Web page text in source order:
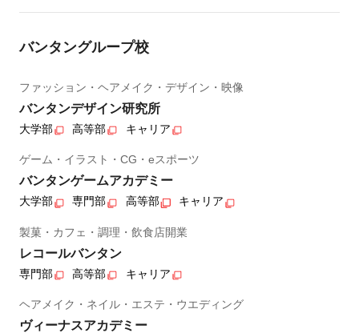
バンタングループ校
ファッション・ヘアメイク・デザイン・映像
バンタンデザイン研究所
大学部 高等部 キャリア
ゲーム・イラスト・CG・eスポーツ
バンタンゲームアカデミー
大学部 専門部 高等部 キャリア
製菓・カフェ・調理・飲食店開業
レコールバンタン
専門部 高等部 キャリア
ヘアメイク・ネイル・エステ・ウエディング
ヴィーナスアカデミー